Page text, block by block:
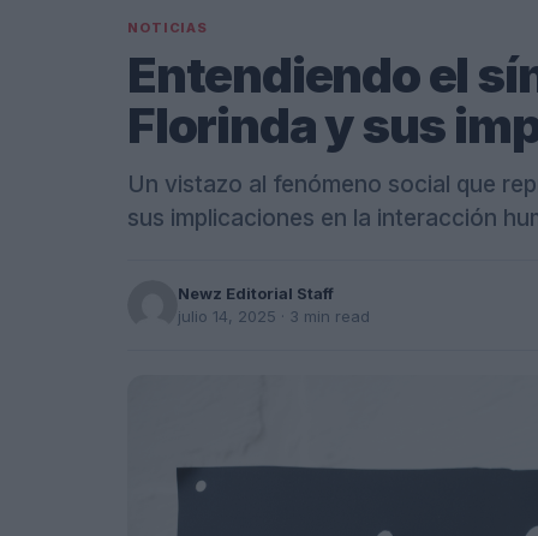
NOTICIAS
Entendiendo el
Florinda y sus
Un vistazo al fenómeno social que
sus implicaciones en la interacción
Newz Editorial Staff
julio 14, 2025 · 3 min read